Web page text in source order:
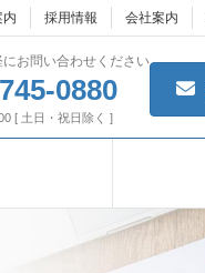
内 採用情報 会社案内
お問い合わせください
0880
[ 土日・祝日除く ]